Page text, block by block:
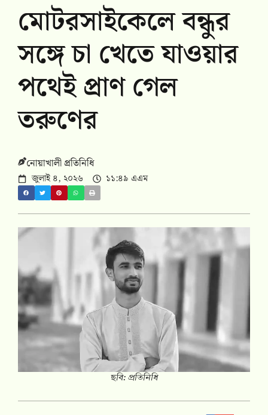
মোটরসাইকেলে বন্ধুর
সঙ্গে চা খেতে যাওয়ার
পথেই প্রাণ গেল
তরুণের
নোয়াখালী প্রতিনিধি
জুলাই ৪, ২০২৬ ১১:৪৯ এএম
ছবি: প্রতিনিধি